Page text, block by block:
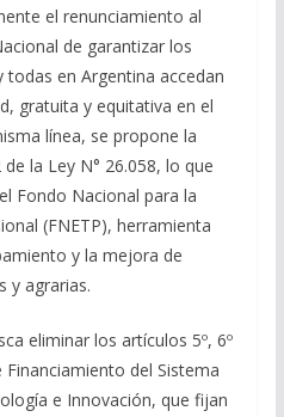
el renunciamiento al
de garantizar los
en Argentina accedan
gratuita y equitativa en el
línea, se propone la
la Ley N° 26.058, lo que
Fondo Nacional para la
(FNETP), herramienta
y la mejora de
y agrarias.
eliminar los artículos 5º, 6º
Financiamiento del Sistema
e Innovación, que fijan